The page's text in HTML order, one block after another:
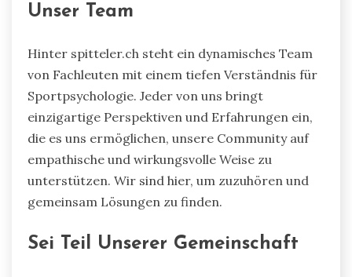
Unser Team
Hinter spitteler.ch steht ein dynamisches Team
von Fachleuten mit einem tiefen Verständnis für
Sportpsychologie. Jeder von uns bringt
einzigartige Perspektiven und Erfahrungen ein,
die es uns ermöglichen, unsere Community auf
empathische und wirkungsvolle Weise zu
unterstützen. Wir sind hier, um zuzuhören und
gemeinsam Lösungen zu finden.
Sei Teil Unserer Gemeinschaft